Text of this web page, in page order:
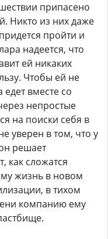
припасено
Никто из них даже
пройти и
надеется, что
ей никаких
Чтобы ей не
вместе со
непростые
на поиски себя в
уверен в том, что у
решает
как сложатся
жизнь в новом
в тихом
компанию ему